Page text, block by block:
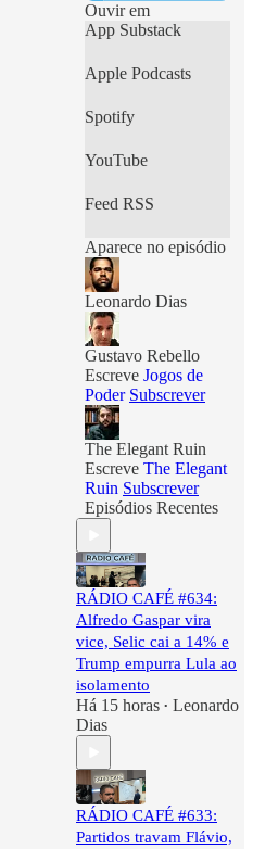
Ouvir em
App Substack
Apple Podcasts
Spotify
YouTube
Feed RSS
Aparece no episódio
Leonardo Dias
Gustavo Rebello
Escreve Jogos de
Poder Subscrever
The Elegant Ruin
Escreve The Elegant
Ruin Subscrever
Episódios Recentes
RÁDIO CAFÉ #634:
Alfredo Gaspar vira
vice, Selic cai a 14% e
Trump empurra Lula ao
isolamento
Há 15 horas • Leonardo
Dias
RÁDIO CAFÉ #633:
Partidos travam Flávio,